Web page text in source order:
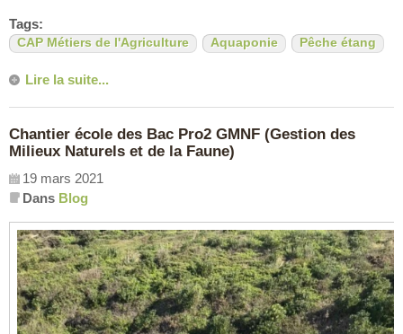
Tags:
CAP Métiers de l'Agriculture Aquaponie Pêche étang
Lire la suite...
Chantier école des Bac Pro2 GMNF (Gestion des
Milieux Naturels et de la Faune)
19 mars 2021
Dans Blog